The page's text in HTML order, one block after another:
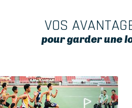
VOS
pour garder une